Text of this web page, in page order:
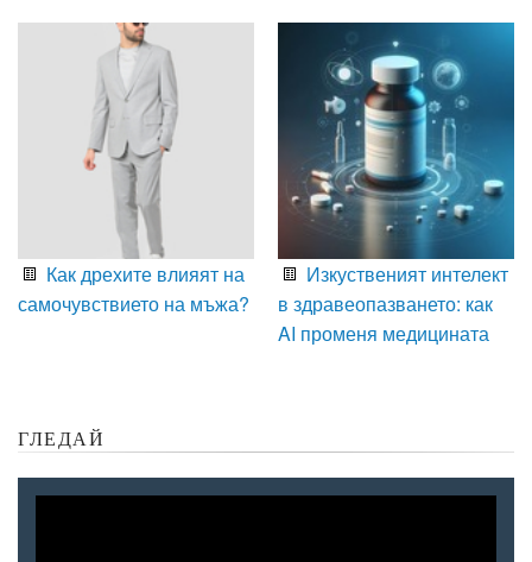
Как дрехите влияят на
самочувствието на мъжа?
Изкуственият интелект
в здравеопазването: как
AI променя медицината
ГЛЕДАЙ